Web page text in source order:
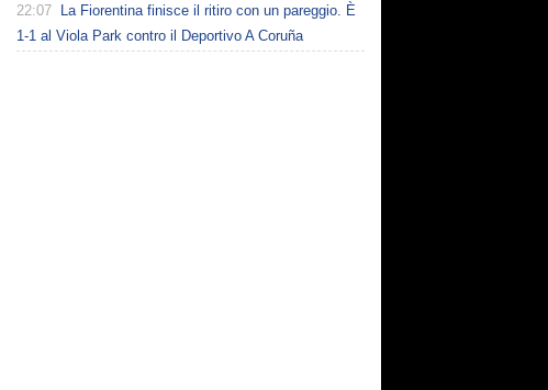
22:07
La Fiorentina finisce il ritiro con un pareggio. È
1-1 al Viola Park contro il Deportivo A Coruña